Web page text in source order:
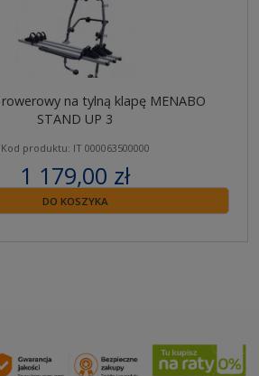
na tylną klapę MENABO
STAND UP 3
Kod produktu: IT 000063500000
1 179,00 zł
zawiera 23% VAT
DO KOSZYKA